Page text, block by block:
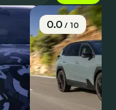
0.0/ 10